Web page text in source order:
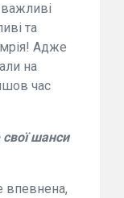
та
Адже
на
час
шанси
впевнена,